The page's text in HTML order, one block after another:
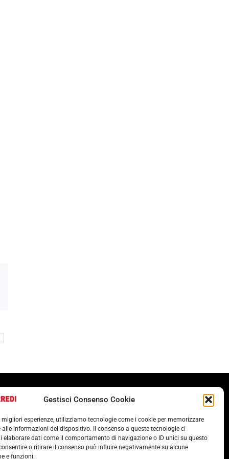
Gestisci Consenso Cookie
migliori esperienze, utilizziamo tecnologie come i cookie per memorizzare
alle informazioni del dispositivo. Il consenso a queste tecnologie ci
elaborare dati come il comportamento di navigazione o ID unici su questo
o ritirare il consenso può influire negativamente su alcune
e funzioni.
POLITICA ANTICORRUZIONE 37001